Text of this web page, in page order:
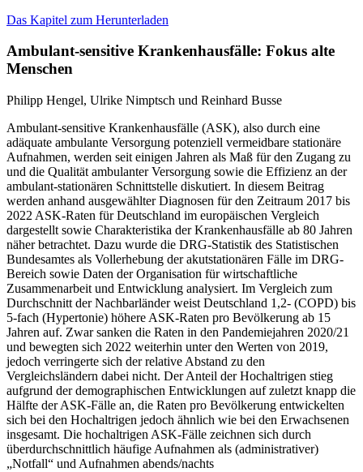
Das Kapitel zum Herunterladen
Ambulant-sensitive Krankenhausfälle: Fokus alte
Menschen
Philipp Hengel, Ulrike Nimptsch und Reinhard Busse
Ambulant-sensitive Krankenhausfälle (ASK), also durch eine
adäquate ambulante Versorgung potenziell vermeidbare stationäre
Aufnahmen, werden seit einigen Jahren als Maß für den Zugang zu
und die Qualität ambulanter Versorgung sowie die Effizienz an der
ambulant-stationären Schnittstelle diskutiert. In diesem Beitrag
werden anhand ausgewählter Diagnosen für den Zeitraum 2017 bis
2022 ASK-Raten für Deutschland im europäischen Vergleich
dargestellt sowie Charakteristika der Krankenhausfälle ab 80 Jahren
näher betrachtet. Dazu wurde die DRG-Statistik des Statistischen
Bundesamtes als Vollerhebung der akutstationären Fälle im DRG-
Bereich sowie Daten der Organisation für wirtschaftliche
Zusammenarbeit und Entwicklung analysiert. Im Vergleich zum
Durchschnitt der Nachbarländer weist Deutschland 1,2- (COPD) bis
5-fach (Hypertonie) höhere ASK-Raten pro Bevölkerung ab 15
Jahren auf. Zwar sanken die Raten in den Pandemiejahren 2020/21
und bewegten sich 2022 weiterhin unter den Werten von 2019,
jedoch verringerte sich der relative Abstand zu den
Vergleichsländern dabei nicht. Der Anteil der Hochaltrigen stieg
aufgrund der demographischen Entwicklungen auf zuletzt knapp die
Hälfte der ASK-Fälle an, die Raten pro Bevölkerung entwickelten
sich bei den Hochaltrigen jedoch ähnlich wie bei den Erwachsenen
insgesamt. Die hochaltrigen ASK-Fälle zeichnen sich durch
überdurchschnittlich häufige Aufnahmen als (administrativer)
„Notfall“ und Aufnahmen abends/nachts